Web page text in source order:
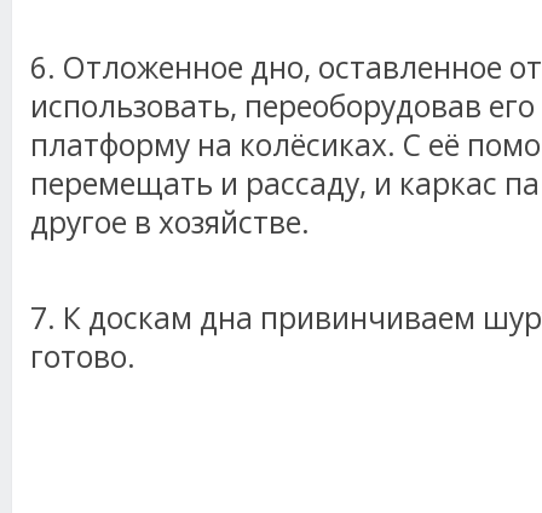
6. Отложенное дно, оставленное
использовать, переоборудовав
платформу на колёсиках. С её
перемещать и рассаду, и каркас
другое в хозяйстве.
7. К доскам дна привинчиваем
готово.